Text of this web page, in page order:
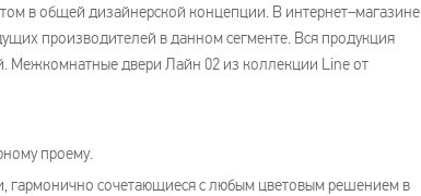
в общей дизайнерской концепции. В интернет–магазине
производителей в данном сегменте. Вся продукция
Межкомнатные двери Лайн 02 из коллекции Line от
проему.
гармонично сочетающиеся с любым цветовым решением в